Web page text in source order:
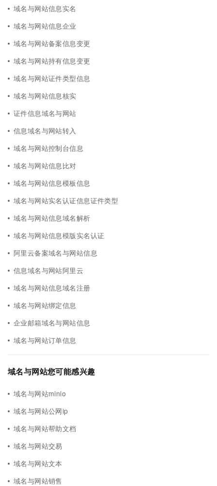
域名与网站信息实名
域名与网站信息企业
域名与网站备案信息变更
域名与网站持有信息变更
域名与网站证件类型信息
域名与网站信息核实
证件信息域名与网站
信息域名与网站转入
域名与网站控制台信息
域名与网站信息比对
域名与网站信息模板信息
域名与网站实名认证信息证件类型
域名与网站信息域名解析
域名与网站信息模版实名认证
阿里云备案域名与网站信息
信息域名与网站阿里云
域名与网站信息域名注册
域名与网站绑定信息
企业邮箱域名与网站信息
域名与网站订单信息
域名与网站您可能感兴趣
域名与网站minio
域名与网站公网ip
域名与网站帮助文档
域名与网站交易
域名与网站文本
域名与网站销售